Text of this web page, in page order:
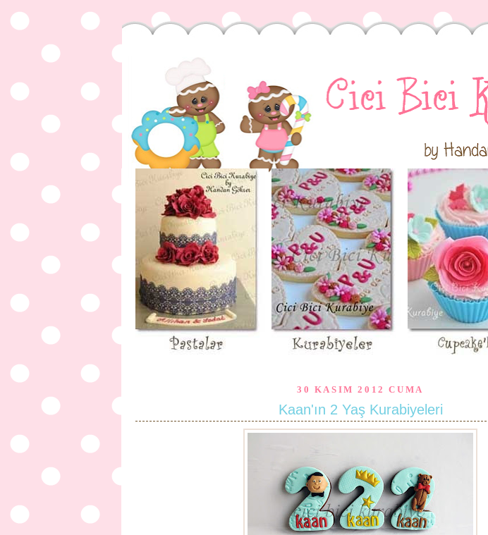
30 KASIM 2012 CUMA
Kaan'ın 2 Yaş Kurabiyeleri